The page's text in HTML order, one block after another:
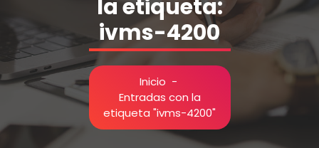
la etiqueta:
ivms-4200
Inicio -
Entradas con la
etiqueta "ivms-4200"